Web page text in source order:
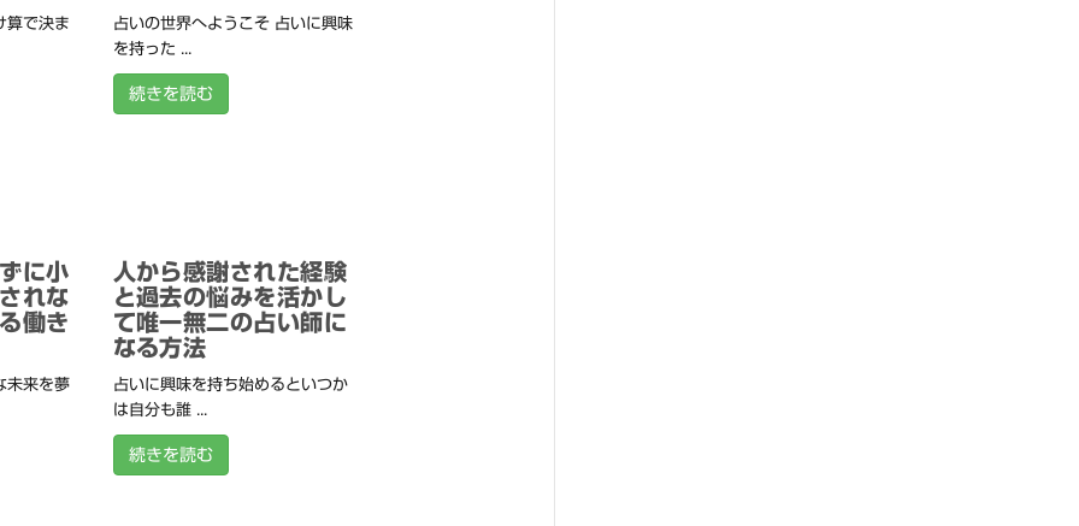
算で決ま
占いの世界へようこそ 占いに興味
を持った ...
続きを読む
に小
れな
働き
未来を夢
人から感謝された経験
と過去の悩みを活かし
て唯一無二の占い師に
なる方法
占いに興味を持ち始めるといつか
は自分も誰 ...
続きを読む